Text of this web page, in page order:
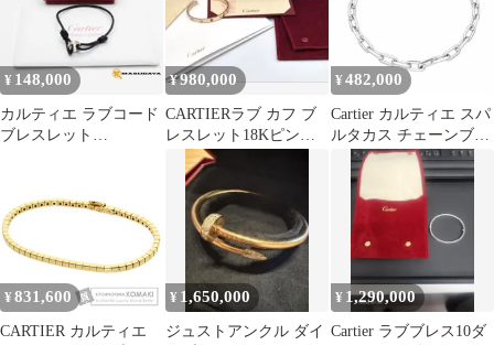
¥ 148,000
カルティエ ラブコード
ブレスレット
¥980,000
CARTIERラブ カフ ブ
レスレット18Kピンク
ゴールドピンクサファ
イア付き
¥ 482,000
Cartier カルティエ スパ
ルタカス チェーンブレ
スレット 19cm ロジウ
ム加工 750 K18 WG ホ
ワイトゴールド【送料
無料】 【中古】
TMR2405010012
¥ 831,600
CARTIER カルティエ
¥ 1,650,000
ジュストアンクル ダイ
¥ 1,290,000
Cartier ラブブレス10ダ